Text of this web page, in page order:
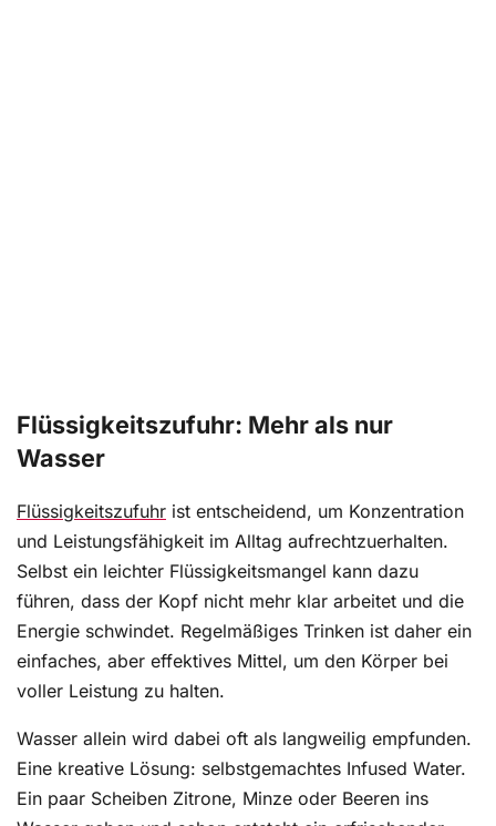
Flüssigkeitszufuhr: Mehr als nur
Wasser
Flüssigkeitszufuhr ist entscheidend, um Konzentration
und Leistungsfähigkeit im Alltag aufrechtzuerhalten.
Selbst ein leichter Flüssigkeitsmangel kann dazu
führen, dass der Kopf nicht mehr klar arbeitet und die
Energie schwindet. Regelmäßiges Trinken ist daher ein
einfaches, aber effektives Mittel, um den Körper bei
voller Leistung zu halten.
Wasser allein wird dabei oft als langweilig empfunden.
Eine kreative Lösung: selbstgemachtes Infused Water.
Ein paar Scheiben Zitrone, Minze oder Beeren ins